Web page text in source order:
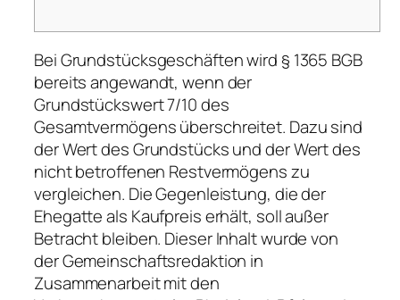
Bei Grundstücksgeschäften wird § 1365 BGB
bereits angewandt, wenn der
Grundstückswert 7/10 des
Gesamtvermögens überschreitet. Dazu sind
der Wert des Grundstücks und der Wert des
nicht betroffenen Restvermögens zu
vergleichen. Die Gegenleistung, die der
Ehegatte als Kaufpreis erhält, soll außer
Betracht bleiben. Dieser Inhalt wurde von
der Gemeinschaftsredaktion in
Zusammenarbeit mit den